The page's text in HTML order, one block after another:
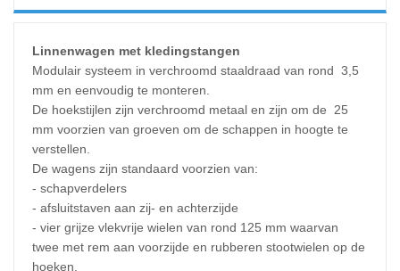
Linnenwagen met kledingstangen
Modulair systeem in verchroomd staaldraad van rond 3,5
mm en eenvoudig te monteren.
De hoekstijlen zijn verchroomd metaal en zijn om de
25
mm voorzien van groeven om de schappen in hoogte te
verstellen.
De wagens zijn standaard voorzien van:
- schapverdelers
- afsluitstaven aan zij- en achterzijde
- vier grijze vlekvrije wielen van rond 125 mm waarvan
twee met rem aan voorzijde en rubberen stootwielen op de
hoeken.